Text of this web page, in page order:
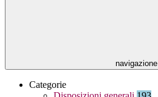
navigazione
Categorie